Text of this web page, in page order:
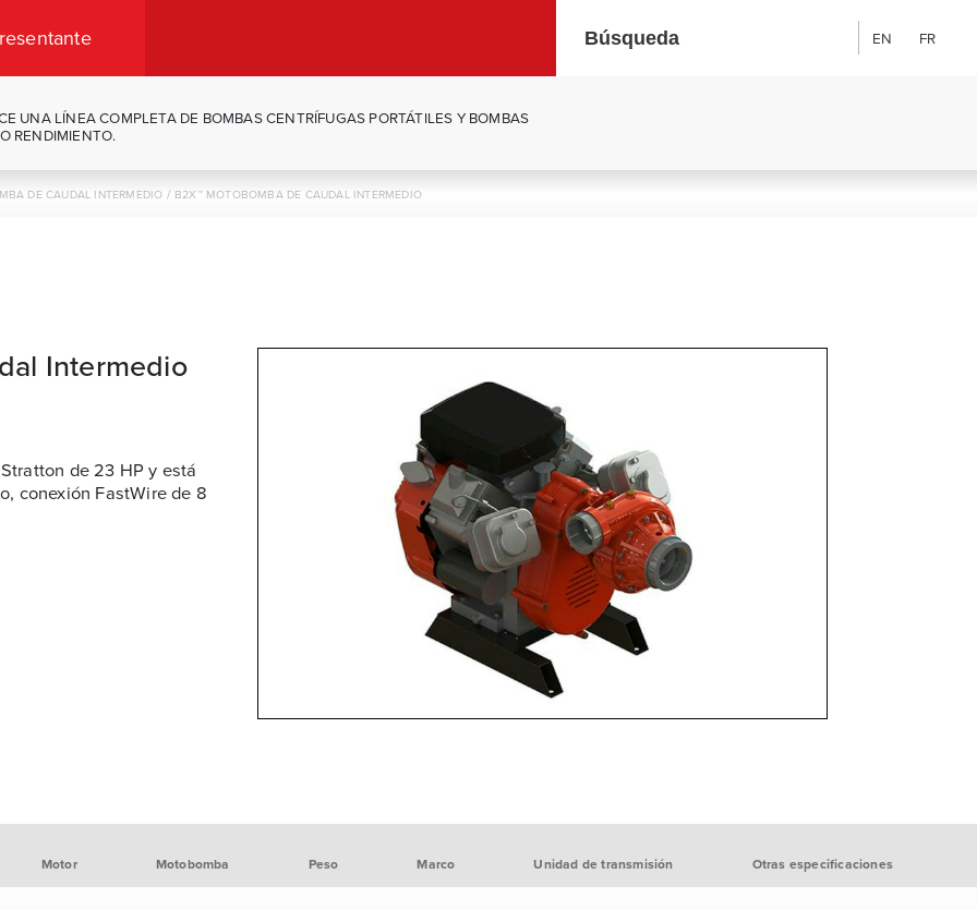
Búsqueda: EN FR
UNA LÍNEA COMPLETA DE BOMBAS CENTRÍFUGAS PORTÁTILES Y BOMBAS
RENDIMIENTO.
DE CAUDAL INTERMEDIO / B2X™ MOTOBOMBA DE CAUDAL INTERMEDIO
Intermedio
de 23 HP y está
conexión FastWire de 8
Motor Motobomba Peso Marco Unidad de transmisión Otras especificaciones